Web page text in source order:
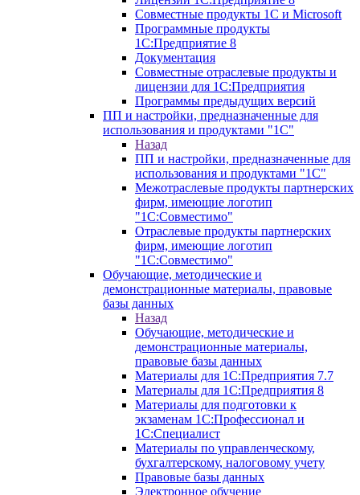
Совместные продукты 1С и Microsoft
Программные продукты
1С:Предприятие 8
Документация
Совместные отраслевые продукты и
лицензии для 1С:Предприятия
Программы предыдущих версий
ПП и настройки, предназначенные для
использования и продуктами "1С"
Назад
ПП и настройки, предназначенные для
использования и продуктами "1С"
Межотраслевые продукты партнерских
фирм, имеющие логотип
"1С:Совместимо"
Отраслевые продукты партнерских
фирм, имеющие логотип
"1С:Совместимо"
Обучающие, методические и
демонстрационные материалы, правовые
базы данных
Назад
Обучающие, методические и
демонстрационные материалы,
правовые базы данных
Материалы для 1С:Предприятия 7.7
Материалы для 1С:Предприятия 8
Материалы для подготовки к
экзаменам 1С:Профессионал и
1С:Специалист
Материалы по управленческому,
бухгалтерскому, налоговому учету
Правовые базы данных
Электронное обучение